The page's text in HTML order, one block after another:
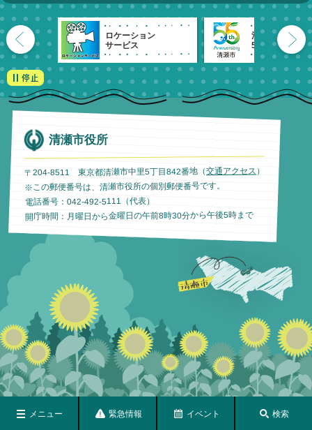
メニュー 緊急情報 イベント 検索
ロケーション
サービス
清瀬市
55周年記念
清瀬市役所
〒204-8511 東京都清瀬市中里5丁目842番地（交通アクセス ）
※この郵便番号は、清瀬市役所の個別郵便番号です。
電話番号：042-492-5111（代表）
開庁時間：月曜日から金曜日の午前8時30分から午後5時まで